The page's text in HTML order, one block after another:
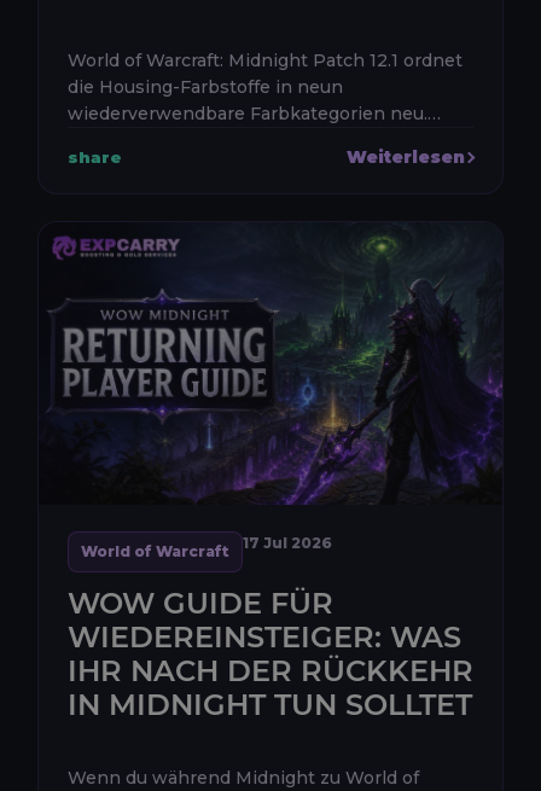
World of Warcraft: Midnight Patch 12.1 ordnet
die Housing-Farbstoffe in neun
wiederverwendbare Farbkategorien neu.
Gegenstand mitzuführen, verwendet ihr
einen Kat...
share Weiterlesen
World of Warcraft 17 Jul 2026
WOW GUIDE FÜR
WIEDEREINSTEIGER: WAS
IHR NACH DER RÜCKKEHR
IN MIDNIGHT TUN SOLLTET
Wenn du während Midnight zu World of